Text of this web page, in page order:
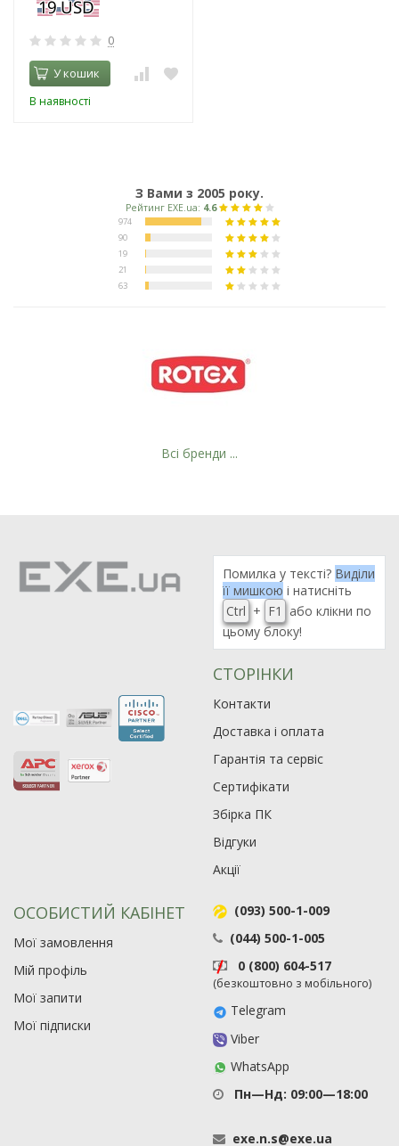
0
У кошик
В наявності
З Вами з 2005 року.
Рейтинг EXE.ua:4.6
Всі бренди ...
Помилка у тексті? Виділи
її мишкою і натисніть
Ctrl + F1
або клікни по
цьому блоку!
СТОРІНКИ
Контакти
Доставка і оплата
Гарантія та сервіс
Сертифікати
Збірка ПК
Відгуки
Акції
ОСОБИСТИЙ КАБІНЕТ
Мої замовлення
Мій профіль
Мої запити
Мої підписки
(093) 500-1-009
(044) 500-1-005
0 (800) 604-517
(безкоштовно з мобільного)
Telegram
Viber
WhatsApp
Пн—Нд: 09:00—18:00
exe.n.s@exe.ua